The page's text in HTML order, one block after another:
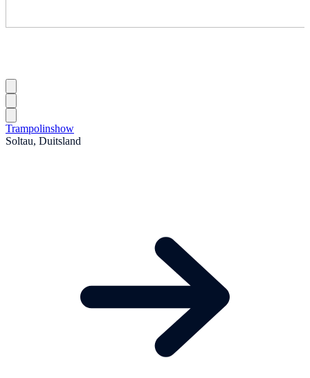
Trampolinshow
Soltau, Duitsland